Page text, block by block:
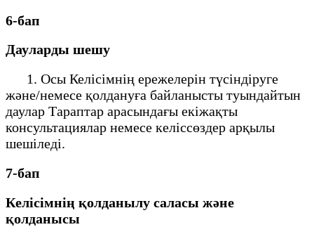
6-бап
Дауларды шешу
1. Осы Келісімнің ережелерін түсіндіруге
және/немесе қолдануға байланысты туындайтын
даулар Тараптар арасындағы екіжақты
консультациялар немесе келіссөздер арқылы
шешіледі.
7-бап
Келісімнің қолданылу саласы және
қолданысы